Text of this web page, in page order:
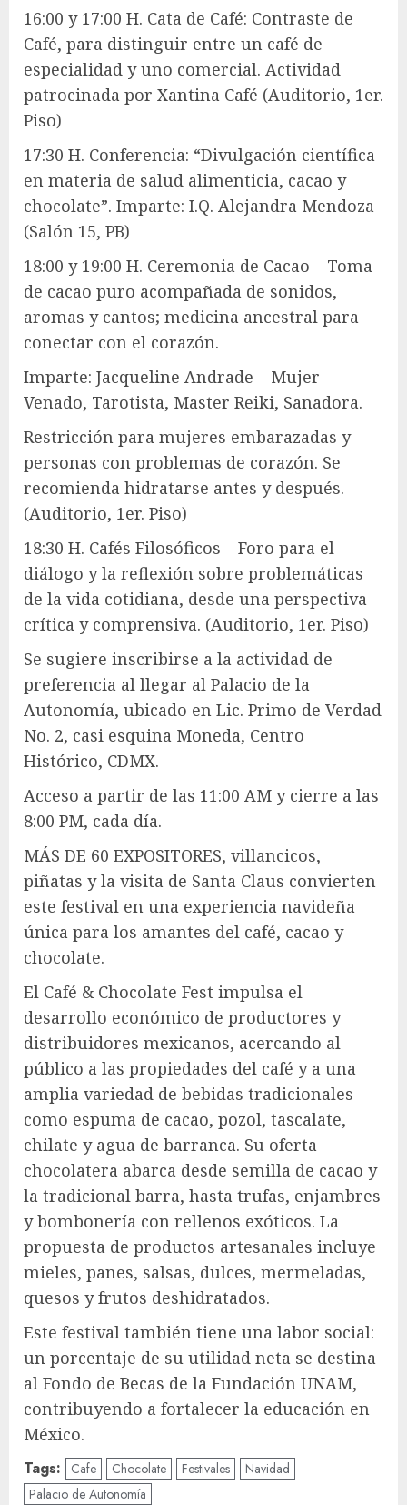
16:00 y 17:00 H. Cata de Café: Contraste de
Café, para distinguir entre un café de
especialidad y uno comercial. Actividad
patrocinada por Xantina Café (Auditorio, 1er.
Piso)
17:30 H. Conferencia: “Divulgación científica
en materia de salud alimenticia, cacao y
chocolate”. Imparte: I.Q. Alejandra Mendoza
(Salón 15, PB)
18:00 y 19:00 H. Ceremonia de Cacao – Toma
de cacao puro acompañada de sonidos,
aromas y cantos; medicina ancestral para
conectar con el corazón.
Imparte: Jacqueline Andrade – Mujer
Venado, Tarotista, Master Reiki, Sanadora.
Restricción para mujeres embarazadas y
personas con problemas de corazón. Se
recomienda hidratarse antes y después.
(Auditorio, 1er. Piso)
18:30 H. Cafés Filosóficos – Foro para el
diálogo y la reflexión sobre problemáticas
de la vida cotidiana, desde una perspectiva
crítica y comprensiva. (Auditorio, 1er. Piso)
Se sugiere inscribirse a la actividad de
preferencia al llegar al Palacio de la
Autonomía, ubicado en Lic. Primo de Verdad
No. 2, casi esquina Moneda, Centro
Histórico, CDMX.
Acceso a partir de las 11:00 AM y cierre a las
8:00 PM, cada día.
MÁS DE 60 EXPOSITORES, villancicos,
piñatas y la visita de Santa Claus convierten
este festival en una experiencia navideña
única para los amantes del café, cacao y
chocolate.
El Café & Chocolate Fest impulsa el
desarrollo económico de productores y
distribuidores mexicanos, acercando al
público a las propiedades del café y a una
amplia variedad de bebidas tradicionales
como espuma de cacao, pozol, tascalate,
chilate y agua de barranca. Su oferta
chocolatera abarca desde semilla de cacao y
la tradicional barra, hasta trufas, enjambres
y bombonería con rellenos exóticos. La
propuesta de productos artesanales incluye
mieles, panes, salsas, dulces, mermeladas,
quesos y frutos deshidratados.
Este festival también tiene una labor social:
un porcentaje de su utilidad neta se destina
al Fondo de Becas de la Fundación UNAM,
contribuyendo a fortalecer la educación en
México.
Tags: Cafe Chocolate Festivales
Navidad
Palacio de Autonomía